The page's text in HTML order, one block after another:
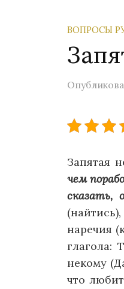
ВОПРОСЫ
Запятая
чем
сказать,
наречия
глагола:
некому
что